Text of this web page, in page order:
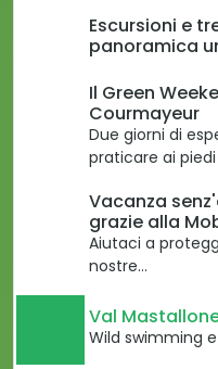
Escursioni e
panoramica
Il Green
Courmayeur
Due giorni di
praticare ai
Vacanza
grazie alla
Aiutaci a
nostre…
Val
Wild swimming